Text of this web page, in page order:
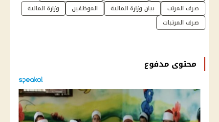
صرف المرتب
بيان وزارة المالية الموظفين
وزارة المالية
صرف المرتبات
محتوى مدفوع